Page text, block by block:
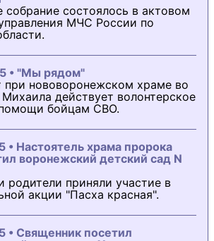
собрание состоялось в актовом
МЧС России по
• "Мы рядом"
при нововоронежском храме во
действует волонтерское
бойцам СВО.
• Настоятель храма пророка
воронежский детский сад N
родители приняли участие в
акции "Пасха красная".
• Священник посетил